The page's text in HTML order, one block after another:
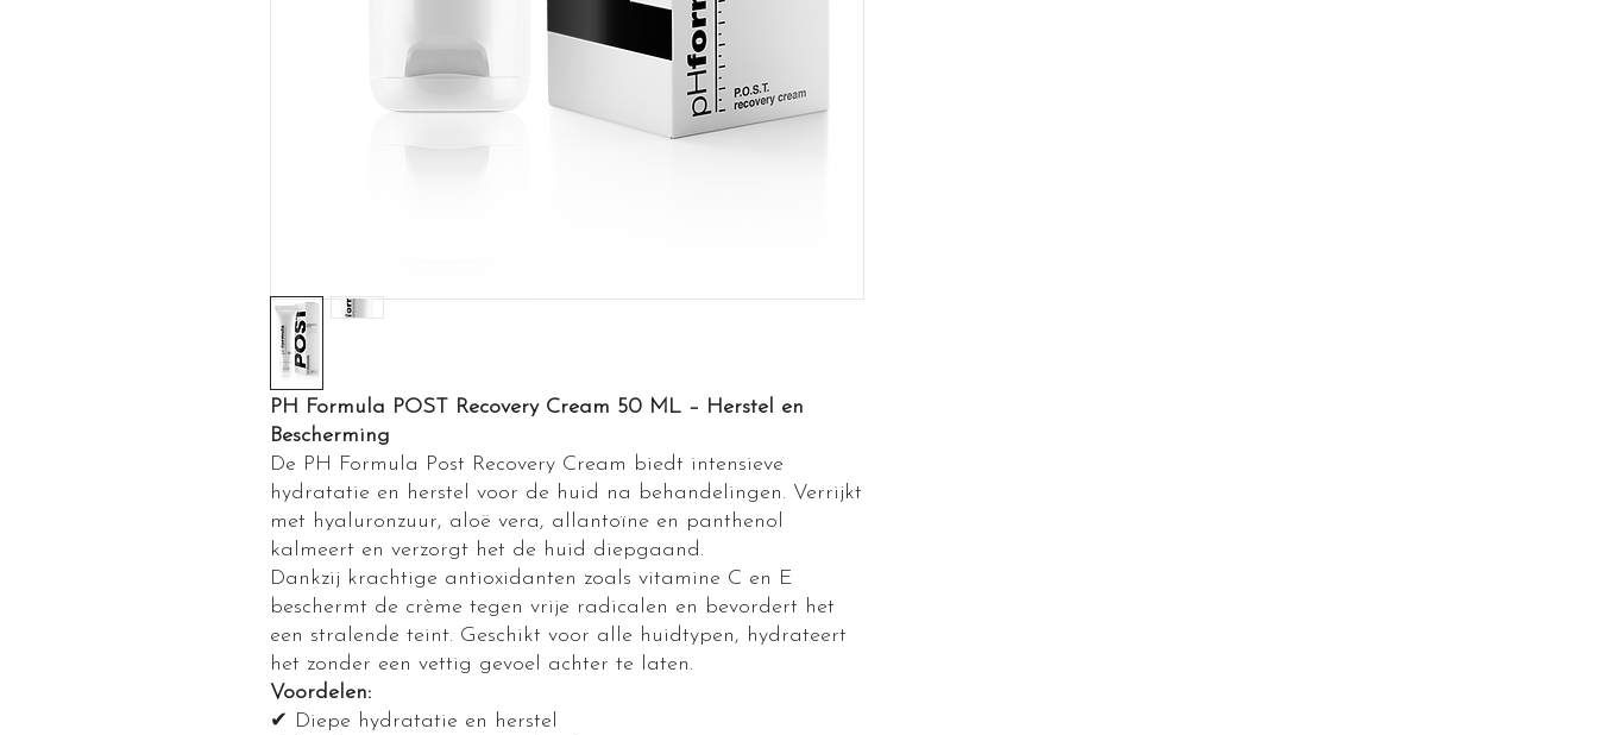
PH Formula POST Recovery Cream 50 ML – Herstel en
Bescherming
De PH Formula Post Recovery Cream biedt intensieve
hydratatie en herstel voor de huid na behandelingen. Verrijkt
met hyaluronzuur, aloë vera, allantoïne en panthenol
kalmeert en verzorgt het de huid diepgaand.
Dankzij krachtige antioxidanten zoals vitamine C en E
beschermt de crème tegen vrije radicalen en bevordert het
een stralende teint. Geschikt voor alle huidtypen, hydrateert
het zonder een vettig gevoel achter te laten.
Voordelen:
✔ Diepe hydratatie en herstel